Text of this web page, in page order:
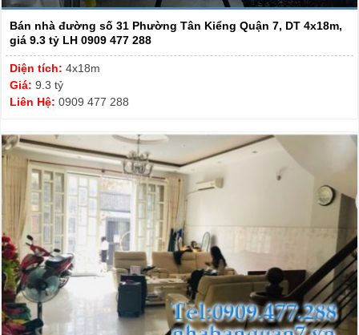
Bán nhà đường số 31 Phường Tân Kiểng Quận 7, DT 4x18m,
giá 9.3 tỷ LH 0909 477 288
Diện tích: 4x18m
Giá: 9.3 tỷ
Liên Hệ: 0909 477 288